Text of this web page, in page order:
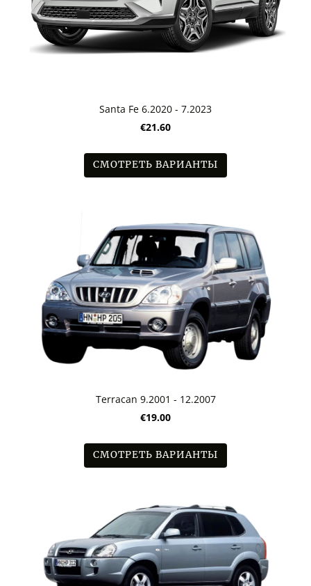
Santa Fe 6.2020 - 7.2023
€21.60
СМОТРЕТЬ ВАРИАНТЫ
Terracan 9.2001 - 12.2007
€19.00
СМОТРЕТЬ ВАРИАНТЫ